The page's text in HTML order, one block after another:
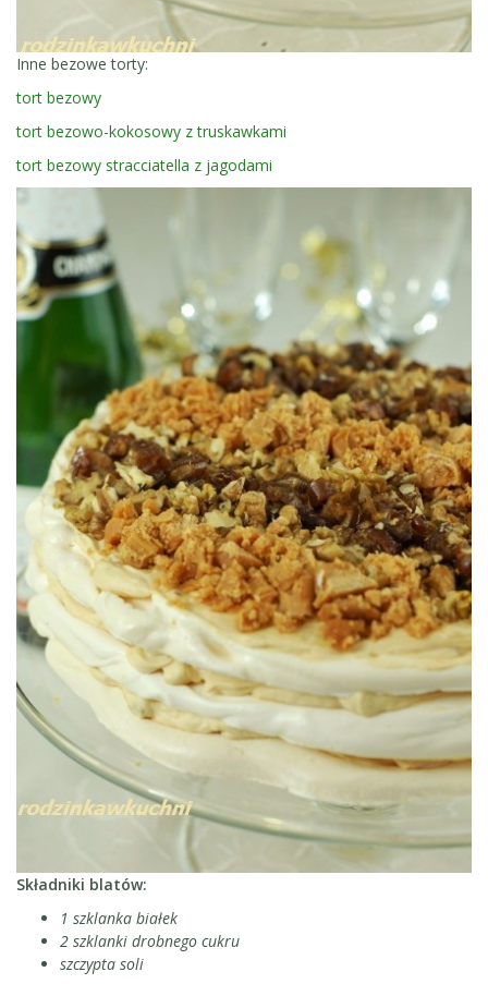
Inne bezowe torty:
tort bezowy
tort bezowo-kokosowy z truskawkami
tort bezowy stracciatella z jagodami
Składniki blatów:
1 szklanka białek
2 szklanki drobnego cukru
szczypta soli